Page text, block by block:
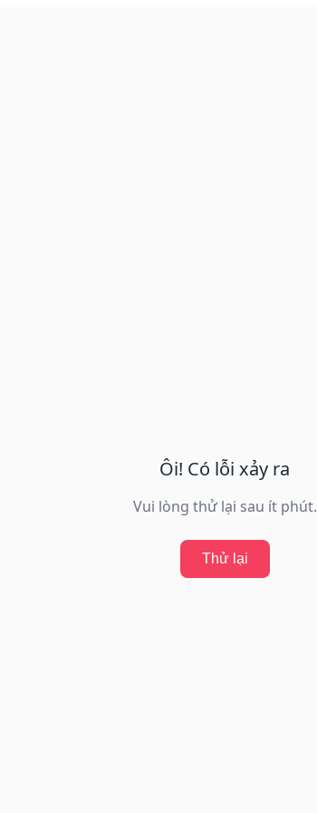
Ôi! Có lỗi xảy ra
Vui lòng thử lại sau ít phút.
Thử lại